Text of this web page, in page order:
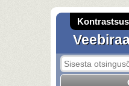
Kontrastsus